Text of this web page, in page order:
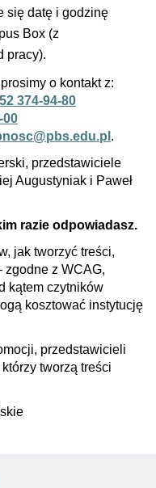
się datę i godzinę
Box (z
pracy).
o kontakt z:
374-94-80
00
.
przedstawiciele
Augustyniak i Paweł
razie odpowiadasz.
jak tworzyć treści,
zgodne z WCAG,
kątem czytników
kosztować instytucję
przedstawicieli
tworzą treści